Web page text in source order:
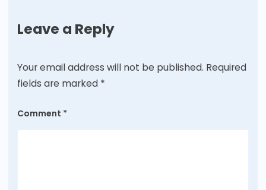
Leave a Reply
Your email address will not be published. Required
fields are marked *
Comment *